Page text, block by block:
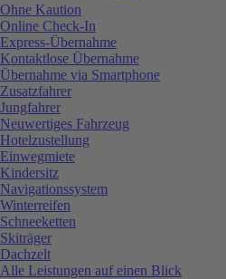
Ohne Kaution
Online Check-In
Express-Übernahme
Kontaktlose Übernahme
Übernahme via Smartphone
Zusatzfahrer
Jungfahrer
Neuwertiges Fahrzeug
Hotelzustellung
Einwegmiete
Kindersitz
Navigationssystem
Winterreifen
Schneeketten
Skiträger
Dachzelt
Alle Leistungen auf einen Blick